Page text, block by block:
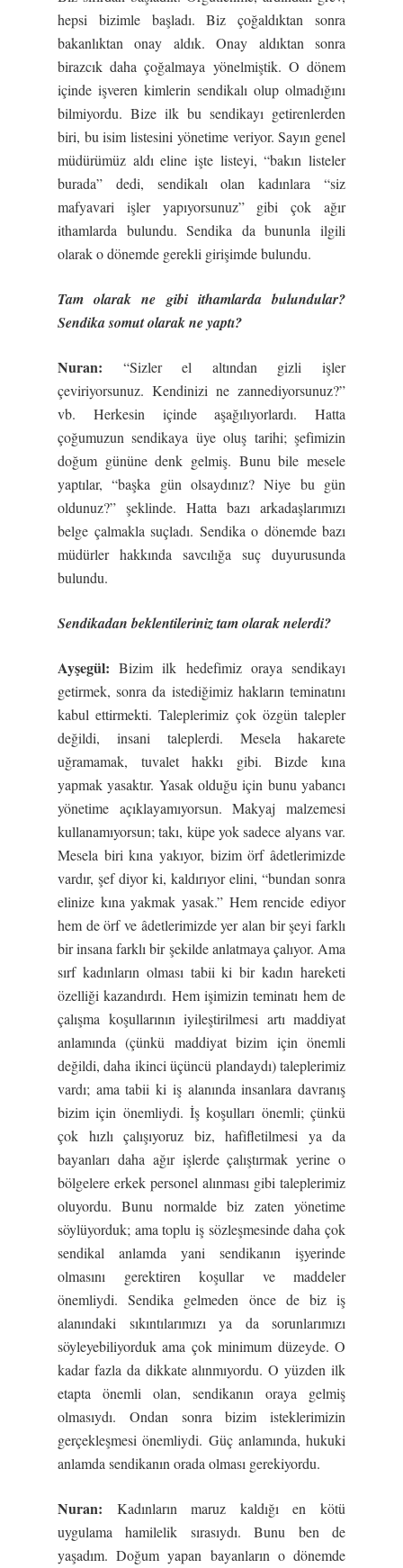
hepsi bizimle başladı. Biz çoğaldıktan sonra
bakanlıktan onay aldık. Onay aldıktan sonra
birazcık daha çoğalmaya yönelmiştik. O dönem
içinde işveren kimlerin sendikalı olup olmadığını
bilmiyordu. Bize ilk bu sendikayı getirenlerden
biri, bu isim listesini yönetime veriyor. Sayın genel
müdürümüz aldı eline işte listeyi, “bakın listeler
burada” dedi, sendikalı olan kadınlara “siz
mafyavari işler yapıyorsunuz” gibi çok ağır
ithamlarda bulundu. Sendika da bununla ilgili
olarak o dönemde gerekli girişimde bulundu.
Tam olarak ne gibi ithamlarda bulundular?
Sendika somut olarak ne yaptı?
Nuran: “Sizler el altından gizli işler
çeviriyorsunuz. Kendinizi ne zannediyorsunuz?”
vb. Herkesin içinde aşağılıyorlardı. Hatta
çoğumuzun sendikaya üye oluş tarihi; şefimizin
doğum gününe denk gelmiş. Bunu bile mesele
yaptılar, “başka gün olsaydınız? Niye bu gün
oldunuz?” şeklinde. Hatta bazı arkadaşlarımızı
belge çalmakla suçladı. Sendika o dönemde bazı
müdürler hakkında savcılığa suç duyurusunda
bulundu.
Sendikadan beklentileriniz tam olarak nelerdi?
Ayşegül: Bizim ilk hedefimiz oraya sendikayı
getirmek, sonra da istediğimiz hakların teminatını
kabul ettirmekti. Taleplerimiz çok özgün talepler
değildi, insani taleplerdi. Mesela hakarete
uğramamak, tuvalet hakkı gibi. Bizde kına
yapmak yasaktır. Yasak olduğu için bunu yabancı
yönetime açıklayamıyorsun. Makyaj malzemesi
kullanamıyorsun; takı, küpe yok sadece alyans var.
Mesela biri kına yakıyor, bizim örf âdetlerimizde
vardır, şef diyor ki, kaldırıyor elini, “bundan sonra
elinize kına yakmak yasak.” Hem rencide ediyor
hem de örf ve âdetlerimizde yer alan bir şeyi farklı
bir insana farklı bir şekilde anlatmaya çalıyor. Ama
sırf kadınların olması tabii ki bir kadın hareketi
özelliği kazandırdı. Hem işimizin teminatı hem de
çalışma koşullarının iyileştirilmesi artı maddiyat
anlamında (çünkü maddiyat bizim için önemli
değildi, daha ikinci üçüncü plandaydı) taleplerimiz
vardı; ama tabii ki iş alanında insanlara davranış
bizim için önemliydi. İş koşulları önemli; çünkü
çok hızlı çalışıyoruz biz, hafifletilmesi ya da
bayanları daha ağır işlerde çalıştırmak yerine o
bölgelere erkek personel alınması gibi taleplerimiz
oluyordu. Bunu normalde biz zaten yönetime
söylüyorduk; ama toplu iş sözleşmesinde daha çok
sendikal anlamda yani sendikanın işyerinde
olmasını gerektiren koşullar ve maddeler
önemliydi. Sendika gelmeden önce de biz iş
alanındaki sıkıntılarımızı ya da sorunlarımızı
söyleyebiliyorduk ama çok minimum düzeyde. O
kadar fazla da dikkate alınmıyordu. O yüzden ilk
etapta önemli olan, sendikanın oraya gelmiş
olmasıydı. Ondan sonra bizim isteklerimizin
gerçekleşmesi önemliydi. Güç anlamında, hukuki
anlamda sendikanın orada olması gerekiyordu.
Nuran: Kadınların maruz kaldığı en kötü
uygulama hamilelik sırasıydı. Bunu ben de
yaşadım. Doğum yapan bayanların o dönemde